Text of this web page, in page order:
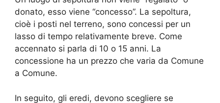
donato, esso viene “concesso”. La sepoltura,
cioè i posti nel terreno, sono concessi per un
lasso di tempo relativamente breve. Come
accennato si parla di 10 o 15 anni. La
concessione ha un prezzo che varia da Comune
a Comune.
In seguito, gli eredi, devono scegliere se